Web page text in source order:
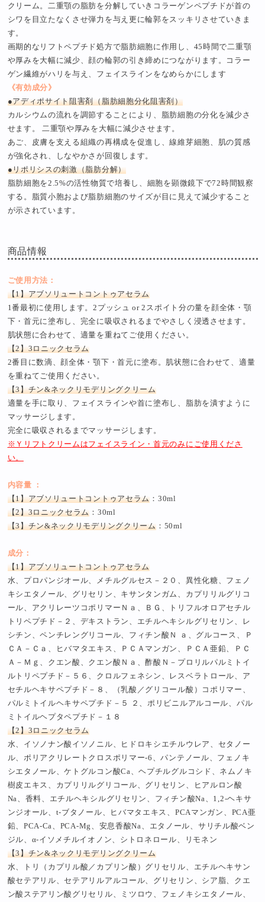
クリーム。二重顎の脂肪を分解していきコラーゲンペプチドが首の
シワを目立たなくさせ弾力を与え更に輪郭をスッキリさせていきま
す。
画期的なリフトペプチド処方で脂肪細胞に作用し、45時間で二重顎
や厚みを大幅に減少、顔の輪郭の引き締めにつながります。コラー
ゲン繊維がハリを与え、フェイスラインをなめらかにします
《有効成分》
●アディポサイト阻害剤（脂肪細胞分化阻害剤）
カルシウムの流れを調節することにより、脂肪細胞の分化を減少さ
せます。 二重顎や厚みを大幅に減少させます。
あご、皮膚を支える組織の再構成を促進し、線維芽細胞、肌の質感
が強化され、しなやかさが回復します。
●リポリシスの刺激（脂肪分解）
脂肪細胞を2.5%の活性物質で培養し、細胞を顕微鏡下で72時間観察
する。脂質小胞および脂肪細胞のサイズが目に見えて減少すること
が示されています。
商品情報
ご使用方法：
【1】アブソリュートコントゥアセラム
1番最初に使用します。2プッシュ or 2スポイト分の量を顔全体・顎
下・首元に塗布し、完全に吸収されるまでやさしく浸透させます。
肌状態に合わせて、適量を重ねてご使用ください。
【2】3ロニックセラム
2番目に数滴、顔全体・顎下・首元に塗布。肌状態に合わせて、適量
を重ねてご使用ください。
【3】チン&ネックリモデリングクリーム
適量を手に取り、フェイスラインや首に塗布し、脂肪を潰すように
マッサージします。
完全に吸収されるまでマッサージします。
※Ｙリフトクリームはフェイスライン・首元のみにご使用くださ
い。
内容量 ：
【1】アブソリュートコントゥアセラム ：30ml
【2】3ロニックセラム ：30ml
【3】チン&ネックリモデリングクリーム：50ml
成分：
【1】アブソリュートコントゥアセラム
水、プロパンジオール、メチルグルセス－２０、異性化糖、フェノ
キシエタノール、グリセリン、キサンタンガム、カプリリルグリコ
ール、アクリレーツコポリマーＮａ、ＢＧ、トリフルオロアセチル
トリペプチド－２、デキストラン、エチルヘキシルグリセリン、レ
シチン、ペンチレングリコール、フィチン酸Ｎ ａ、グルコース、Ｐ
ＣＡ－Ｃａ、ヒバマタエキス、ＰＣＡマンガン、ＰＣＡ亜鉛、ＰＣ
Ａ－Ｍｇ、クエン酸、クエン酸Ｎａ、酢酸Ｎ－プロリルパルミトイ
ルトリペプチド－５６、クロルフェネシン、レスベラトロール、ア
セチルヘキサペプチド－８、（乳酸／グリコール酸）コポリマー、
パルミトイルヘキサペプチド－５ ２、ポリビニルアルコール、パル
ミトイルヘプタペプチド－１８
【2】3ロニックセラム
水、イソノナン酸イソノニル、ヒドロキシエチルウレア、セタノー
ル、ポリアクリレートクロスポリマー-6、パンテノール、フェノキ
シエタノール、ケトグルコン酸Ca、ヘプチルグルコシド、ネムノキ
樹皮エキス、カプリリルグリコール、グリセリン、ヒアルロン酸
Na、香料、エチルヘキシルグリセリン、フィチン酸Na、1,2-ヘキサ
ンジオール、t-ブタノール、ヒバマタエキス、PCAマンガン、PCA亜
鉛、PCA-Ca、PCA-Mg、安息香酸Na、エタノール、サリチル酸ベン
ジル、α-イソメチルイオノン、シトロネロール、リモネン
【3】チン&ネックリモデリングクリーム
水、トリ（カプリル酸／カプリン酸）グリセリル、エチルヘキサン
酸セテアリル、セテアリルアルコール、グリセリン、シア脂、クエ
ン酸ステアリン酸グリセリル、ミツロウ、フェノキシエタノール、